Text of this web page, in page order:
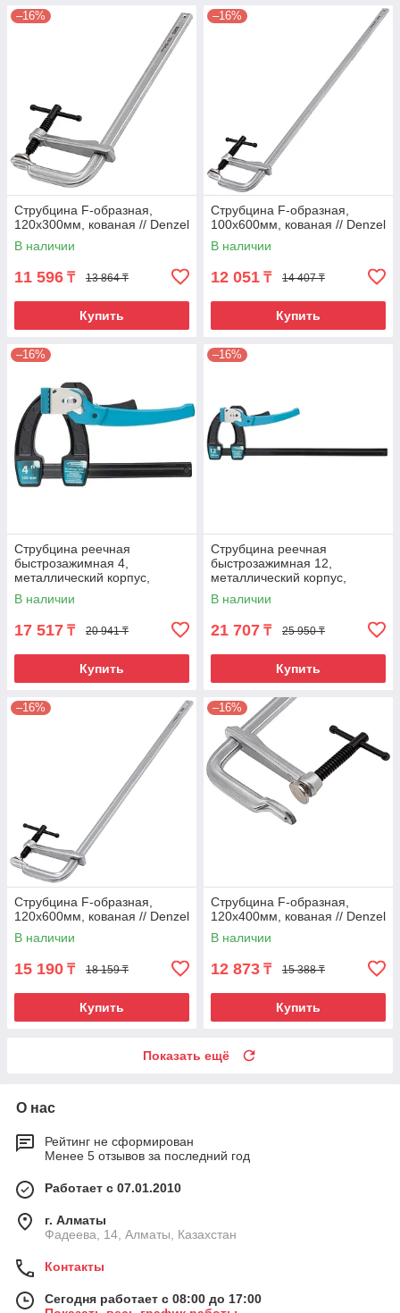
–16%
Струбцина F-образная,
120x300мм, кованая // Denzel
В наличии
11 596 ₸ 13 864 ₸
Купить
–16%
Струбцина F-образная,
100x600мм, кованая // Denzel
В наличии
12 051 ₸ 14 407 ₸
Купить
–16%
Струбцина реечная
быстрозажимная 4,
металлический корпус,
рычажный храповой
механизм, 100 мм Gross
В наличии
17 517 ₸ 20 941 ₸
Купить
–16%
Струбцина реечная
быстрозажимная 12,
металлический корпус,
рычажный храповой
механизм, 300 мм Gross
В наличии
21 707 ₸ 25 950 ₸
Купить
–16%
Струбцина F-образная,
120x600мм, кованая // Denzel
В наличии
15 190 ₸ 18 159 ₸
Купить
–16%
Струбцина F-образная,
120x400мм, кованая // Denzel
В наличии
12 873 ₸ 15 388 ₸
Купить
Показать ещё
О нас
Рейтинг не сформирован
Менее 5 отзывов за последний год
Работает с 07.01.2010
г. Алматы
Фадеева, 14, Алматы, Казахстан
Контакты
Сегодня работает с 08:00 до 17:00